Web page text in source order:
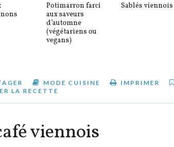
Potimarron farci
aux saveurs
d’automne
(végétariens ou
vegans)
Sablés viennois
MODE CUISINE IMPRIMER
LA RECETTE
viennois